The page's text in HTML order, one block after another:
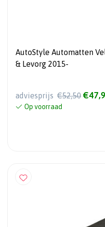
AutoStyle Automatten
& Levorg 2015-
adviesprijs €52,50
Op voorraad